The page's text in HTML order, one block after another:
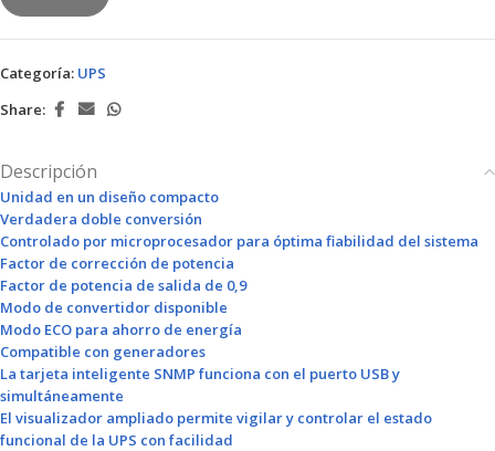
Categoría: UPS
Share:
Descripción
Unidad en un diseño compacto
Verdadera doble conversión
Controlado por microprocesador para óptima fiabilidad del sistema
Factor de corrección de potencia
Factor de potencia de salida de 0,9
Modo de convertidor disponible
Modo ECO para ahorro de energía
Compatible con generadores
La tarjeta inteligente SNMP funciona con el puerto USB y
simultáneamente
El visualizador ampliado permite vigilar y controlar el estado
funcional de la UPS con facilidad